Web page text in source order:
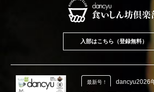
入部はこちら（登録無料）
最新号！ dancyu2026